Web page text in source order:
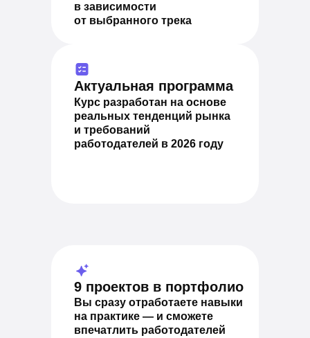
в зависимости
от выбранного трека
Актуальная программа
Курс разработан на основе
реальных тенденций рынка
и требований
работодателей в 2026 году
9 проектов в портфолио
Вы сразу отработаете навыки
на практике — и сможете
впечатлить работодателей